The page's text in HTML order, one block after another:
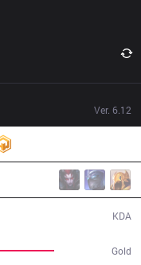
Ver. 6.12
Gold
KDA